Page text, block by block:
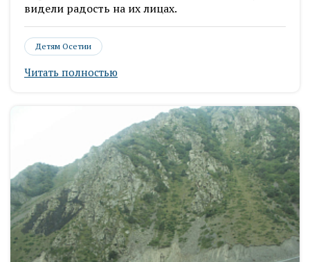
видели радость на их лицах.
Детям Осетии
Читать полностью